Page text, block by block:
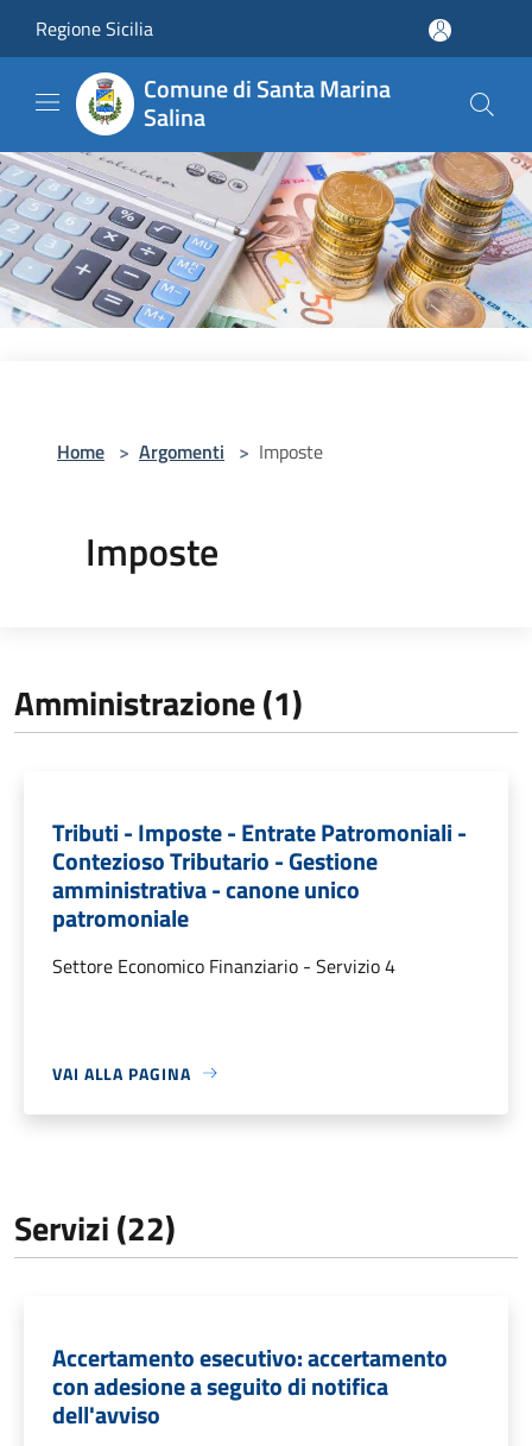
Regione Sicilia
Comune di Santa Marina
Salina
Home > Argomenti > Imposte
Imposte
Amministrazione (1)
Tributi - Imposte - Entrate Patromoniali -
Contezioso Tributario - Gestione
amministrativa - canone unico
patromoniale
Settore Economico Finanziario - Servizio 4
VAI ALLA PAGINA
Servizi (22)
Accertamento esecutivo: accertamento
con adesione a seguito di notifica
dell'avviso